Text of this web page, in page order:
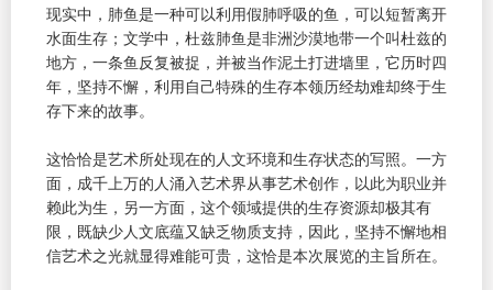
现实中，肺鱼是一种可以利用假肺呼吸的鱼，可以短暂离开
水面生存；文学中，杜兹肺鱼是非洲沙漠地带一个叫杜兹的
地方，一条鱼反复被捉，并被当作泥土打进墙里，它历时四
年，坚持不懈，利用自己特殊的生存本领历经劫难却终于生
存下来的故事。
这恰恰是艺术所处现在的人文环境和生存状态的写照。一方
面，成千上万的人涌入艺术界从事艺术创作，以此为职业并
赖此为生，另一方面，这个领域提供的生存资源却极其有
限，既缺少人文底蕴又缺乏物质支持，因此，坚持不懈地相
信艺术之光就显得难能可贵，这恰是本次展览的主旨所在。